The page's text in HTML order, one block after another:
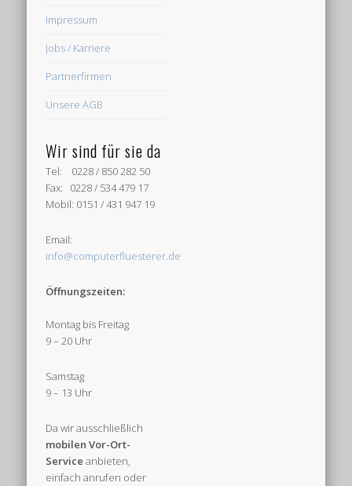
Impressum
Jobs / Karriere
Partnerfirmen
Unsere AGB
Wir sind für sie da
Tel: 0228 / 850 282 50
Fax: 0228 / 534 479 17
Mobil: 0151 / 431 947 19
Email:
info@computerfluesterer.de
Öffnungszeiten:
Montag bis Freitag
9 – 20 Uhr
Samstag
9 – 13 Uhr
Da wir ausschließlich
mobilen Vor-Ort-
Service anbieten,
einfach anrufen oder